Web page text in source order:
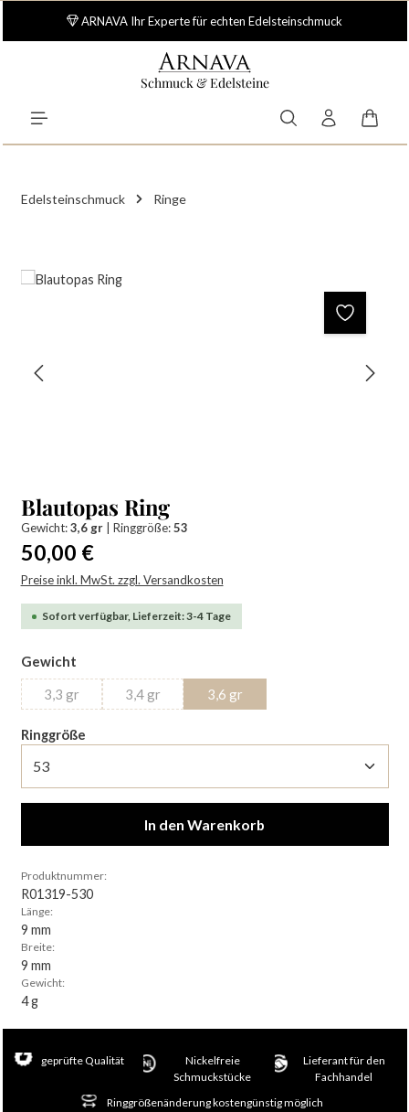
Zum Hauptinhalt springen
ARNAVA Ihr Experte für echten Edelsteinschmuck
Schmuck & Edelsteine
Edelsteinschmuck Ringe
Bildergalerie überspringen
Blautopas Ring
Gewicht:3,6 gr Ringgröße:53
Regulärer Preis:
50,00 €
Preise inkl. MwSt. zzgl. Versandkosten
Sofort verfügbar, Lieferzeit: 3-4 Tage
Gewichtauswählen
3,3 gr
(Diese Option ist zurzeit nicht verfügbar.)
3,4 gr
(Diese Option ist zurzeit nicht verfügbar.)
3,6 gr
Ringgrößeauswählen
In den Warenkorb
Produktnummer:
R01319-530
Länge:
9 mm
Breite:
9 mm
Gewicht:
4 g
geprüfte Qualität
Nickelfreie
Schmuckstücke
Lieferant für den
Fachhandel
Ringgrößenänderung kostengünstig möglich